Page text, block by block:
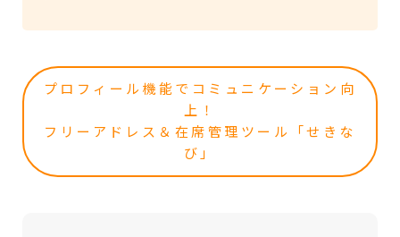
プロフィール機能でコミュニケーション向
上！
フリーアドレス＆在席管理ツール「せきな
び」